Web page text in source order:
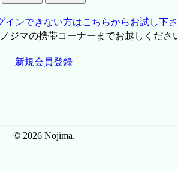
インできない方はこちらからお試し下
ジマの携帯コーナーまでお越しくださ
新規会員登録
© 2026 Nojima.